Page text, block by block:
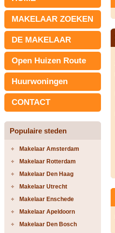
MAKELAAR ZOEKEN
DE MAKELAAR
Open Huizen Route
Huurwoningen
CONTACT
Populaire steden
Makelaar Amsterdam
Makelaar Rotterdam
Makelaar Den Haag
Makelaar Utrecht
Makelaar Enschede
Makelaar Apeldoorn
Makelaar Den Bosch